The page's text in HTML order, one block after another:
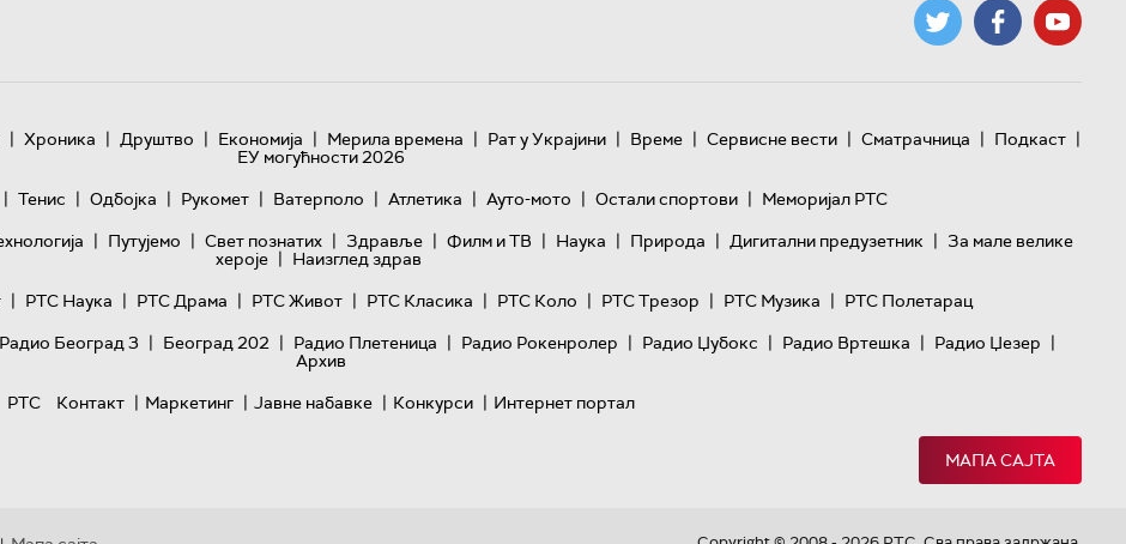
| Хроника | Друштво | Економија | Мерила времена | Рат у Украјини | Време | Сервисне вести | Сматрачница | Подкаст |
ЕУ могућности 2026
| Тенис | Одбојка | Рукомет | Ватерполо | Атлетика | Ауто-мото | Остали спортови | Меморијал РТС
| Путујемо | Свет познатих | Здравље | Филм и ТВ | Наука | Природа | Дигитални предузетник | За мале велике
хероје | Наизглед здрав
| РТС Наука | РТС Драма | РТС Живот | РТС Класика | РТС Коло | РТС Трезор | РТС Музика | РТС Полетарац
Радио Београд 3 | Београд 202 | Радио Плетеница | Радио Рокенролер | Радио Џубокс | Радио Вртешка | Радио Џезер |
Архив
РТС
Контакт | Маркетинг | Јавне набавке | Конкурси | Интернет портал
МАПА САЈТА